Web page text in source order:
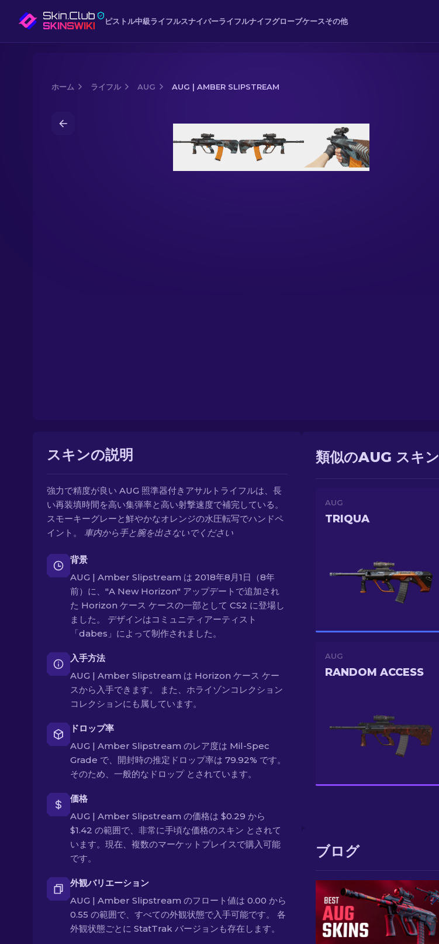
ピストル中級ライフルスナイパーライフルナイフグローブケースその他
ホーム ライフル AUG AUG | AMBER SLIPSTREAM
スキンの説明
強力で精度が良い AUG 照準器付きアサルトライフルは、長
い再装填時間を高い集弾率と高い射撃速度で補完している。
スモーキーグレーと鮮やかなオレンジの水圧転写でハンドペ
イント。 車内から手と腕を出さないでください
背景
AUG | Amber Slipstream は 2018年8月1日（8年
前）に、"A New Horizon" アップデートで追加され
た Horizon ケース ケースの一部として CS2 に登場し
ました。 デザインはコミュニティアーティスト
「dabes」によって制作されました。
入手方法
AUG | Amber Slipstream は Horizon ケース ケー
スから入手できます。 また、ホライゾンコレクション
コレクションにも属しています。
ドロップ率
AUG | Amber Slipstream のレア度は Mil-Spec
Grade で、開封時の推定ドロップ率は 79.92% です。
そのため、一般的なドロップ とされています。
価格
AUG | Amber Slipstream の価格は $0.29 から
$1.42 の範囲で、非常に手頃な価格のスキン とされて
います。現在、複数のマーケットプレイスで購入可能
です。
外観バリエーション
AUG | Amber Slipstream のフロート値は 0.00 から
0.55 の範囲で、すべての外観状態で入手可能です。 各
外観状態ごとに StatTrak バージョンも存在します。
類似のAUG スキン
AUG
TRIQUA
AUG
RANDOM ACCESS
ブログ